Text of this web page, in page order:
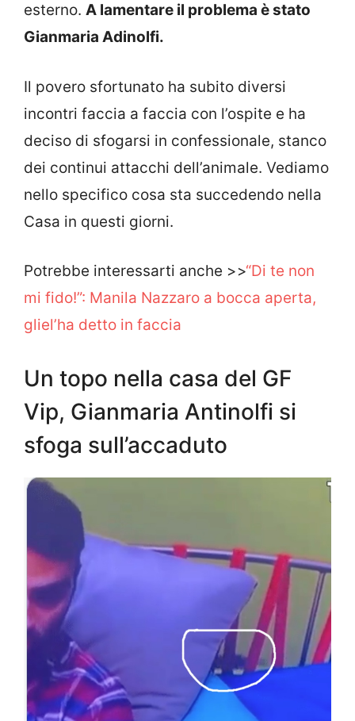
esterno. A lamentare il problema è stato
Gianmaria Adinolfi.
Il povero sfortunato ha subito diversi
incontri faccia a faccia con l’ospite e ha
deciso di sfogarsi in confessionale, stanco
dei continui attacchi dell’animale. Vediamo
nello specifico cosa sta succedendo nella
Casa in questi giorni.
Potrebbe interessarti anche >>“Di te non
mi fido!”: Manila Nazzaro a bocca aperta,
gliel’ha detto in faccia
Un topo nella casa del GF
Vip, Gianmaria Antinolfi si
sfoga sull’accaduto